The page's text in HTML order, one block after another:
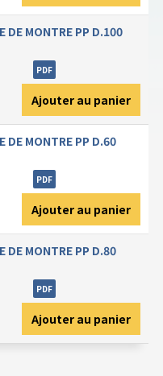
DE MONTRE PP D.100
PDF
Ajouter au panier
DE MONTRE PP D.60
PDF
Ajouter au panier
DE MONTRE PP D.80
PDF
Ajouter au panier